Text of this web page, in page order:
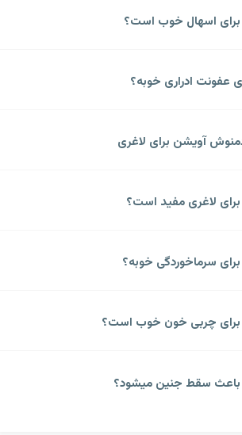
برای اسهال خوب است؟
عفونت ادراری خوبه؟
آویشن برای لاغری
برای لاغری مفید است؟
سرماخوردگی خوبه؟
برای چربی خون خوب است؟
باعث سقط جنین میشود؟